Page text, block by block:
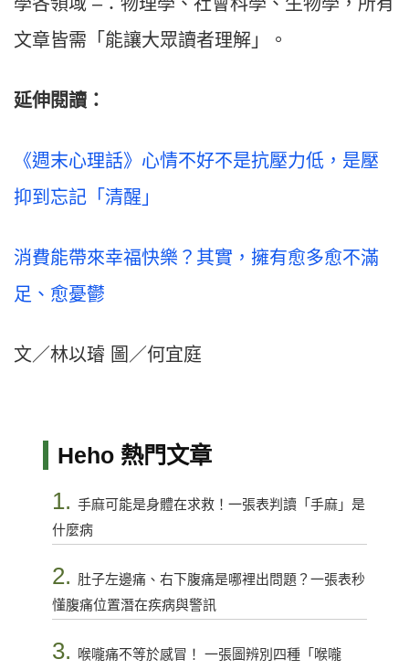
文章皆需「能讓大眾讀者理解」。
延伸閱讀：
《週末心理話》心情不好不是抗壓力低，是壓
抑到忘記「清醒」
消費能帶來幸福快樂？其實，擁有愈多愈不滿
足、愈憂鬱
文／林以璿 圖／何宜庭
Heho 熱門文章
1. 手麻可能是身體在求救！一張表判讀「手麻」是
什麼病
2. 肚子左邊痛、右下腹痛是哪裡出問題？一張表秒
懂腹痛位置潛在疾病與警訊
3.
喉嚨痛不等於感冒！ 一張圖辨別四種「喉嚨